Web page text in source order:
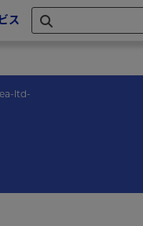
ス
ltd-